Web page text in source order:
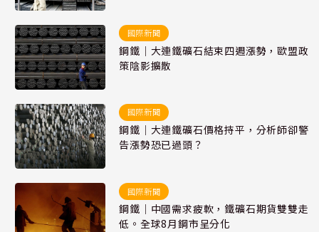
國際新聞
鋼鐵｜大連鐵礦石結束四週漲勢，歐盟政
策陰影擴散
國際新聞
鋼鐵｜大連鐵礦石價格持平，分析師卻警
告漲勢恐已過頭？
國際新聞
鋼鐵｜中國需求疲軟，鐵礦石期貨雙雙走
低。全球8月鋼市呈分化